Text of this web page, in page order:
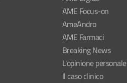
AME Focus-on
AmeAndro
AME Farmaci
Breaking News
L'opinione personale
Il caso clinico